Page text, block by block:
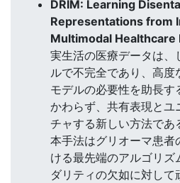
DRIM: Learning
Representations from
Multimodal Healthcare
実生活の医療データは、
ルで不完全であり、高
モデルの必要性を助長
かわらず、共有表現とユ
チャする新しい方法であ
本手法はグリオーマ患者
ける最先端のアルゴリズ
ダリティの欠如に対して